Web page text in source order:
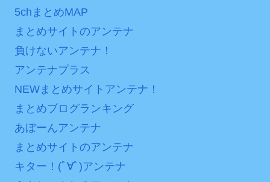
5chまとめMAP
まとめサイトのアンテナ
負けないアンテナ！
アンテナプラス
NEWまとめサイトアンテナ！
まとめブログランキング
あぼーんアンテナ
まとめサイトのアンテナ
キター！(ﾟ∀ﾟ)アンテナ